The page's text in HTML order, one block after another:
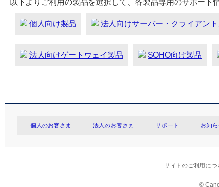
以下よりご利用の製品を選択して、各製品専用のサポート
個人向け製品 法人向けサーバー・クライアン
法人向けゲートウェイ製品 SOHO向け製品
個人のお客さま 法人のお客さま サポート お知
サイトのご利用につ
©